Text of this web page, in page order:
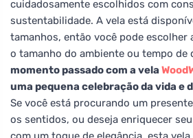
cuidadosamente escolhidos com
sustentabilidade. A vela está
tamanhos, então você pode escolher
o tamanho do ambiente ou tempo de
momento passado com a vela
uma pequena celebração da vida e
Se você está procurando um
os sentidos, ou deseja enriquecer